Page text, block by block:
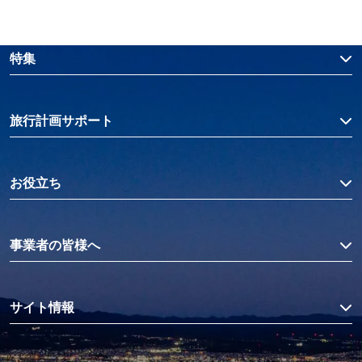
特集
旅行計画サポート
お役立ち
事業者の皆様へ
サイト情報